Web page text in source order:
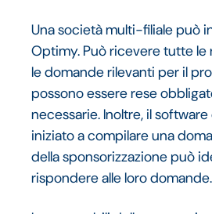
Una società multi-filiale può
Optimy. Può ricevere tutte
le domande rilevanti per il
possono essere rese
necessarie. Inoltre, il
iniziato a compilare una
della sponsorizzazione può
rispondere alle loro domande.